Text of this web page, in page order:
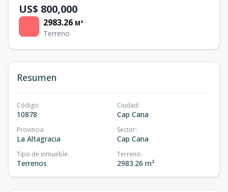
US$ 800,000
2983.26 M²
Terreno
Resumen
Código:
10878
Ciudad:
Cap Cana
Provincia:
La Altagracia
Sector:
Cap Cana
Tipo de inmueble:
Terrenos
Terreno:
2983.26 m²